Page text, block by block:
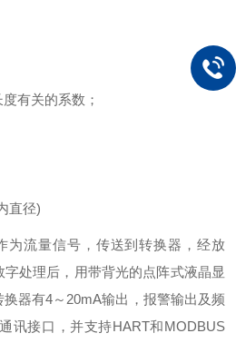
有关的系数；
直径)
流量信号，传送到转换器，经放
处理后，用带背光的点阵式液晶显
器有4～20mA输出，报警输出及频
讯接口，并支持HART和MODBUS